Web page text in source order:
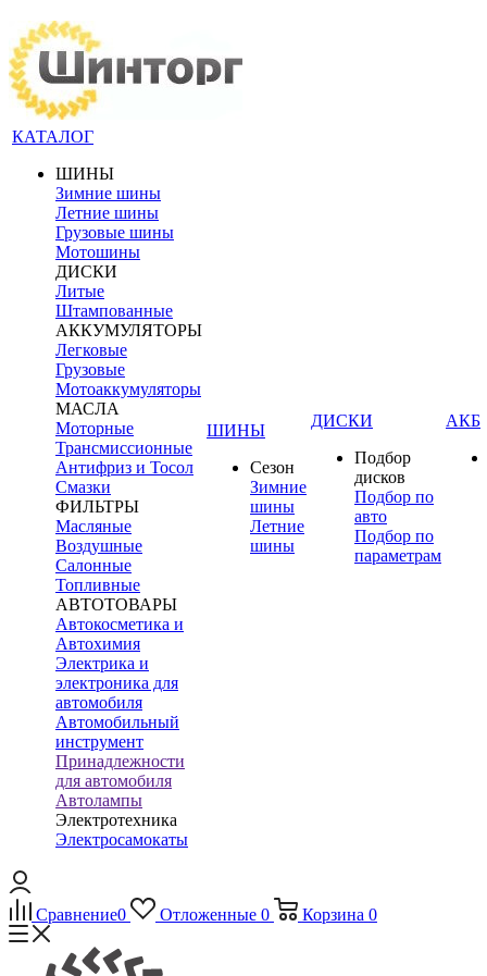
КАТАЛОГ
ШИНЫ
Зимние шины
Летние шины
Грузовые шины
Мотошины
ДИСКИ
Литые
Штампованные
АККУМУЛЯТОРЫ
Легковые
Грузовые
Мотоаккумуляторы
МАСЛА
Моторные
Трансмиссионные
Антифриз и Тосол
Смазки
ФИЛЬТРЫ
Масляные
Воздушные
Салонные
Топливные
АВТОТОВАРЫ
Автокосметика и
Автохимия
Электрика и
электроника для
автомобиля
Автомобильный
инструмент
Принадлежности
для автомобиля
Автолампы
Электротехника
Электросамокаты
ШИНЫ
Сезон
Зимние
шины
Летние
шины
ДИСКИ
Подбор
дисков
Подбор по
авто
Подбор по
параметрам
АКБ
Сравнение0 Отложенные 0 Корзина 0